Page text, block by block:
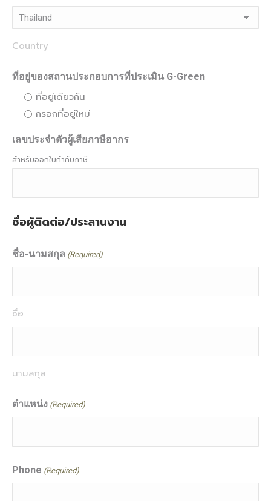
Country
ที่อยู่ของสถานประกอบการที่ประเมิน G-Green
ที่อยู่เดียวกัน
กรอกที่อยู่ใหม่
เลขประจำตัวผู้เสียภาษีอากร
สำหรับออกใบกำกับภาษี
ชื่อผู้ติดต่อ/ประสานงาน
ชื่อ-นามสกุล (Required)
ชื่อ
นามสกุล
ตำแหน่ง (Required)
Phone (Required)